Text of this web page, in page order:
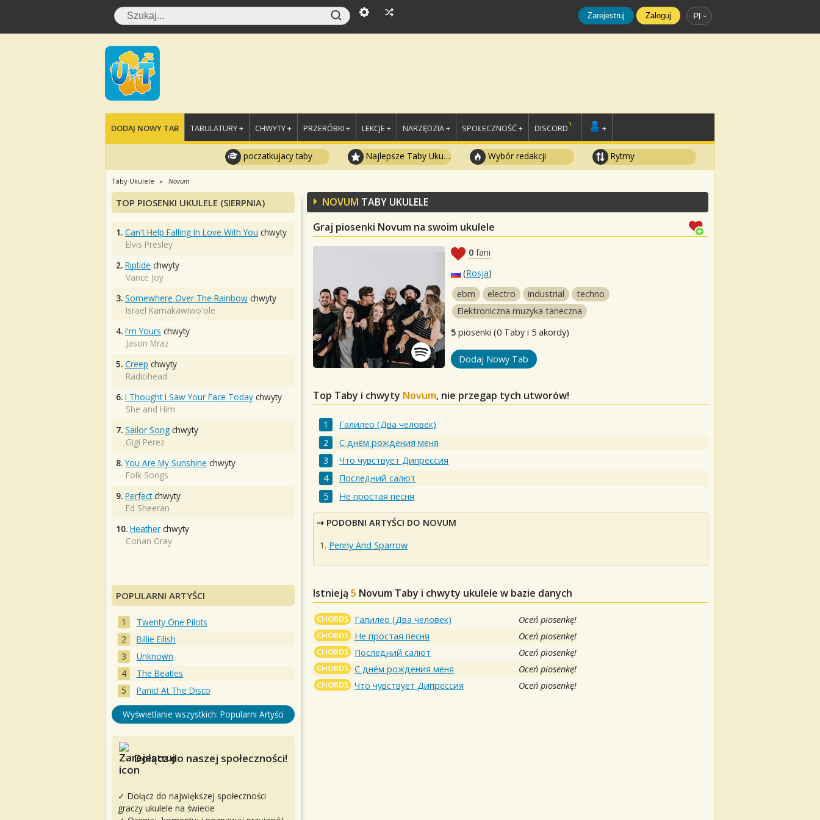
Zarejestruj Zaloguj Pl
DODAJ NOWY TAB TABULATURY + CHWYTY + PRZERÓBKI + LEKCJE + NARZĘDZIA + SPOŁECZNOŚĆ + DISCORD +
poczatkujacy taby Najlepsze Taby Ukulele Wybór redakcji Rytmy
Taby Ukulele Novum
NOVUM TABY UKULELE
Graj piosenki Novum na swoim ukulele
0 fani
(Rosja)
ebm
electro industrial
techno
Elektroniczna muzyka taneczna
5 piosenki (0 Taby i 5 akordy)
Dodaj Nowy Tab
Top Taby i chwyty Novum, nie przegap tych utworów!
Галилео (Два человек)
С днём рождения меня
Что чувствует Дипрессия
Последний салют
Не простая песня
PODOBNI ARTYŚCI DO NOVUM
Penny And Sparrow
Istnieją 5 Novum Taby i chwyty ukulele w bazie danych
CHORDS Галилео (Два человек) Oceń piosenkę!
CHORDS Не простая песня Oceń piosenkę!
CHORDS Последний салют Oceń piosenkę!
CHORDS С днём рождения меня Oceń piosenkę!
CHORDS Что чувствует Дипрессия Oceń piosenkę!
TOP PIOSENKI UKULELE (SIERPNIA)
1. Can't Help Falling In Love With You chwyty
Elvis Presley
2. Riptide chwyty
Vance Joy
3. Somewhere Over The Rainbow chwyty
Israel Kamakawiwo'ole
4. I'm Yours chwyty
Jason Mraz
5. Creep chwyty
Radiohead
6. I Thought I Saw Your Face Today chwyty
She and Him
7. Sailor Song chwyty
Gigi Perez
8. You Are My Sunshine chwyty
Folk Songs
9. Perfectchwyty
Ed Sheeran
10. Heather chwyty
Conan Gray
POPULARNI ARTYŚCI
Twenty One Pilots
Billie Eilish
Unknown
The Beatles
Panic! At The Disco
Wyświetlanie wszystkich: Popularni Artyści
Dołącz do naszej społeczności!
✓ Dołącz do największej społeczności
graczy ukulele na świecie